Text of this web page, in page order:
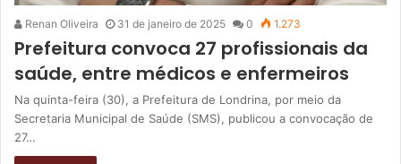
Renan Oliveira 31 de janeiro de 2025 0 1.273
Prefeitura convoca 27 profissionais da
saúde, entre médicos e enfermeiros
Na quinta-feira (30), a Prefeitura de Londrina, por meio da
Secretaria Municipal de Saúde (SMS), publicou a convocação de
27…